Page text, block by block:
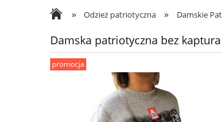
Odzież damska
Płyty z
» Odzież patriotyczna » Damskie
Damska patriotyczna bez kaptura
promocja